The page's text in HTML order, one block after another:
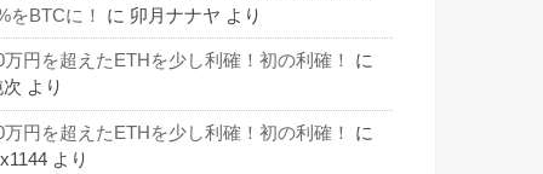
をBTCに！
に 卯月ナナヤ より
万円を超えたETHを少し利確！初の利確！
に
より
万円を超えたETHを少し利確！初の利確！
に
より